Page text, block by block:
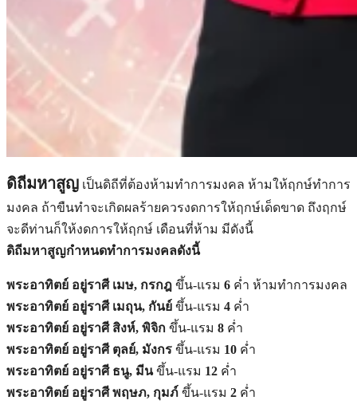
ดิถีมหาสูญ เป็นดิถีที่ต้องห้ามทำการมงคล ห้ามให้ฤกษ์ทำการ
มงคล ถ้าขืนทำจะเกิดผลร้ายควรงดการให้ฤกษ์เด็ดขาด ถึงฤกษ์
จะดีท่านก็ให้งดการให้ฤกษ์ เดือนที่ห้าม มีดังนี้
ดิถีมหาสูญกำหนดทำการมงคลดังนี้
พระอาทิตย์ อยู่ราศี เมษ, กรกฎ ขึ้น-แรม 6 ค่ำ ห้ามทำการมงคล
พระอาทิตย์ อยู่ราศี เมถุน, กันย์ ขึ้น-แรม 4 ค่ำ
พระอาทิตย์ อยู่ราศี สิงห์, พิจิก ขึ้น-แรม 8 ค่ำ
พระอาทิตย์ อยู่ราศี ตุลย์, มังกร ขึ้น-แรม 10 ค่ำ
พระอาทิตย์ อยู่ราศี ธนู, มีนขึ้น-แรม 12 ค่ำ
พระอาทิตย์ อยู่ราศี พฤษภ, กุมภ์ ขึ้น-แรม 2 ค่ำ